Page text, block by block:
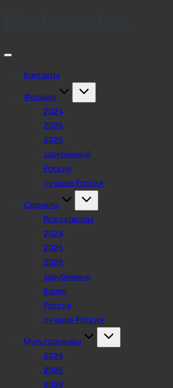
Контакты
Фильмы
2024
2025
2026
зарубежный
Россия
лучшие Россия
Сериалы
Все сериалы
2024
2025
2026
зарубежные
Корея
Россия
лучшие Россия
Мультфильмы
2024
2025
2026